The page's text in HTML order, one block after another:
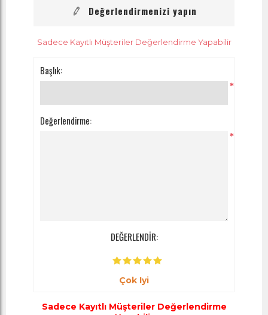
Değerlendirmenizi yapın
Sadece Kayıtlı Müşteriler Değerlendirme Yapabilir
Başlık:
*
Değerlendirme:
*
DEĞERLENDİR:
Çok Iyi
Sadece Kayıtlı Müşteriler Değerlendirme